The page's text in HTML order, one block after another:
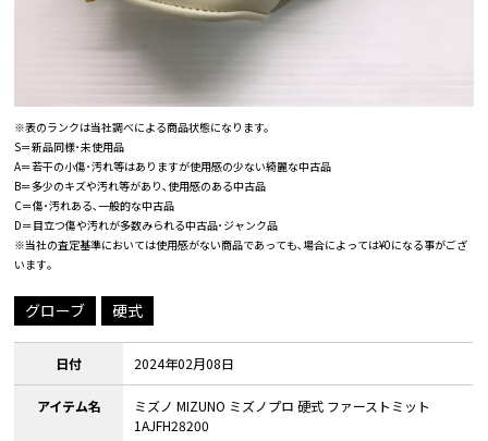
※表のランクは当社調べによる商品状態になります。
S＝新品同様･未使用品
A＝若干の小傷･汚れ等はありますが使用感の少ない綺麗な中古品
B＝多少のキズや汚れ等があり､使用感のある中古品
C＝傷･汚れある､一般的な中古品
D＝目立つ傷や汚れが多数みられる中古品･ジャンク品
※当社の査定基準においては使用感がない商品であっても､場合によっては¥0になる事がござ
います｡
グローブ 硬式
日付 2024年02月08日
アイテム名
ミズノ MIZUNO ミズノプロ 硬式 ファーストミット
1AJFH28200